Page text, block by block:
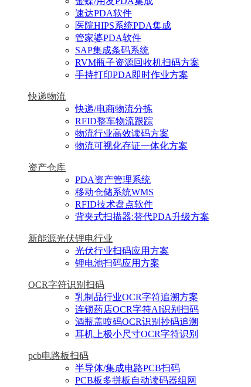
速达PDA软件
医院HIPS系统PDA集成
管家婆PDA软件
SAP集成条码系统
RVM瓶子资源回收机扫码方案
手持打印PDA即时作业方案
快递物流
快递/电商物流分拣
RFID整车物流跟踪
物流行业高效读码方案
物流可视化存证一体化方案
资产仓库
PDA资产管理系统
移动仓储系统WMS
RFID技术盘点软件
背夹式扫描器:替代PDA升级方案
新能源光伏锂电行业
光伏行业扫码应用方案
锂电池扫码应用方案
OCR字符识别扫码
乳制品行业OCR字符追溯方案
连锁药店OCR字符AI识别扫码
酒瓶盖喷码OCR识别抄码追溯
耳机上极小尺寸OCR字符识别
pcb电路板扫码
半导体/集成电路PCB扫码
PCB板多拼板自动读码器组网